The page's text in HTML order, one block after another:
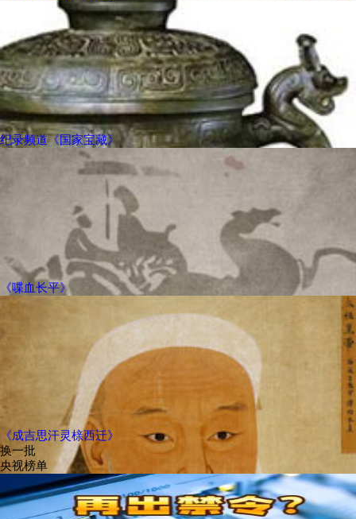
纪录频道《国家宝藏》
《喋血长平》
《成吉思汗灵榇西迁》
换一批
央视榜单